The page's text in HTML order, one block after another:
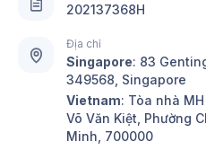
202137368H
Địa chỉ
Singapore: 83
349568, Singapore
Vietnam: Tòa nhà
Võ Văn Kiệt, Phường
Minh, 700000